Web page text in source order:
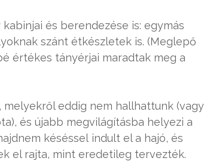
és berendezése is: egymás
szánt étkészletek is. (Meglepő
értékes tányérjai maradtak meg a
eddig nem hallhattunk (vagy
és újabb megvilágításba helyezi a
késéssel indult el a hajó, és
el rajta, mint eredetileg tervezték.